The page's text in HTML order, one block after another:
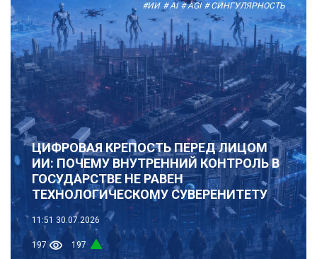
#ИИ # AI # AGI # СИНГУЛЯРНОСТЬ
ЦИФРОВАЯ КРЕПОСТЬ ПЕРЕД ЛИЦОМ
ИИ: ПОЧЕМУ ВНУТРЕННИЙ КОНТРОЛЬ В
ГОСУДАРСТВЕ НЕ РАВЕН
ТЕХНОЛОГИЧЕСКОМУ СУВЕРЕНИТЕТУ
11:51 30.07.2026
197 197